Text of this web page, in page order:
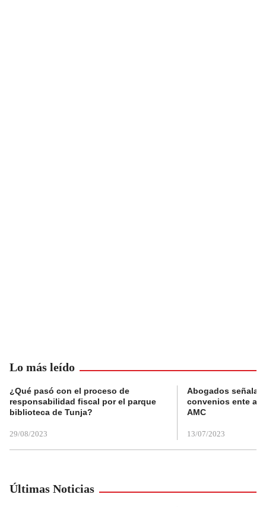
Lo más leído
¿Qué pasó con el proceso de
responsabilidad fiscal por el parque
biblioteca de Tunja?
29/08/2023
Abogados
convenios ente
AMC
13/07/2023
Últimas Noticias